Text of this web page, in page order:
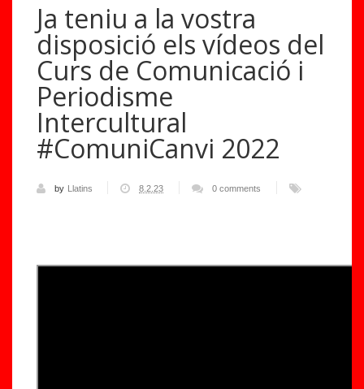
Ja teniu a la vostra
disposició els vídeos del
Curs de Comunicació i
Periodisme
Intercultural
#ComuniCanvi 2022
by Llatins 8.2.23 0 comments